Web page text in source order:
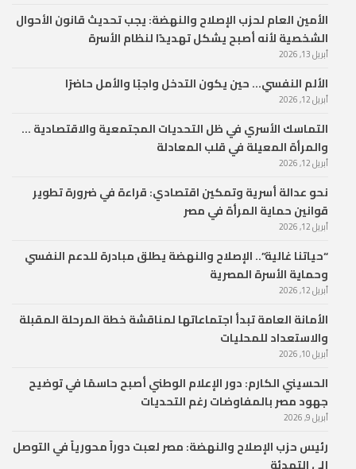
الأمين العام لحزب الإصلاح والنهضة: يجب تحديث قانون الأحوال
الشخصية لأنه أصبح يشكل تهديدًا لنظام الأسرة
أبريل 13, 2026
الألم النفسي… حين يكون التدخل واجبًا والأمل حاضرًا
أبريل 12, 2026
التماسك الأسري في ظل التحديات المجتمعية والاقتصادية …
والمرأة المعيلة في قلب المعادلة
أبريل 12, 2026
نحو عدالة أسرية وتمكين اقتصادي: قراءة في ضرورة تطوير
قوانين حماية المرأة في مصر
أبريل 12, 2026
“حياتنا غالية”.. الإصلاح والنهضة يطلق مبادرة للدعم النفسي
وحماية الأسرة المصرية
أبريل 12, 2026
الأمانة العامة تبدأ اجتماعاتها لمناقشة خطة المرحلة المقبلة
والاستعداد للمحليات
أبريل 10, 2026
الحسيني الكارم: دور الإعلام الوطني أصبح حاسمًا في توضيح
جهود مصر بالمفاوضات رغم التحديات
أبريل 9, 2026
رئيس حزب الإصلاح والنهضة: مصر لعبت دوراً محورياً في التوصل